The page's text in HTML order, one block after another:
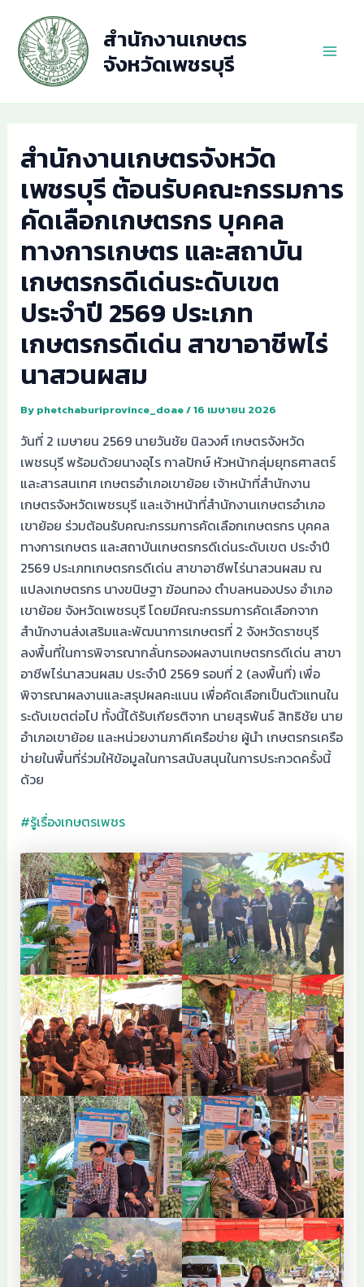
content
สำนักงานเกษตร
จังหวัดเพชรบุรี
สำนักงานเกษตรจังหวัด
เพชรบุรี ต้อนรับคณะกรรมการ
คัดเลือกเกษตรกร บุคคล
ทางการเกษตร และสถาบัน
เกษตรกรดีเด่นระดับเขต
ประจำปี 2569 ประเภท
เกษตรกรดีเด่น สาขาอาชีพไร่
นาสวนผสม
By phetchaburiprovince_doae/16 เมษายน 2026
วันที่ 2 เมษายน 2569 นายวันชัย นิลวงศ์ เกษตรจังหวัด
เพชรบุรี พร้อมด้วยนางอุไร กาลปักษ์ หัวหน้ากลุ่มยุทธศาสตร์
และสารสนเทศ เกษตรอำเภอเขาย้อย เจ้าหน้าที่สำนักงาน
เกษตรจังหวัดเพชรบุรี และเจ้าหน้าที่สำนักงานเกษตรอำเภอ
เขาย้อย ร่วมต้อนรับคณะกรรมการคัดเลือกเกษตรกร บุคคล
ทางการเกษตร และสถาบันเกษตรกรดีเด่นระดับเขต ประจำปี
2569 ประเภทเกษตรกรดีเด่น สาขาอาชีพไร่นาสวนผสม ณ
แปลงเกษตรกร นางขนิษฐา ฆ้อนทอง ตำบลหนองปรง อำเภอ
เขาย้อย จังหวัดเพชรบุรี โดยมีคณะกรรมการคัดเลือกจาก
สำนักงานส่งเสริมและพัฒนาการเกษตรที่ 2 จังหวัดราชบุรี
ลงพื้นที่ในการพิจารณากลั่นกรองผลงานเกษตรกรดีเด่น สาขา
อาชีพไร่นาสวนผสม ประจำปี 2569 รอบที่ 2 (ลงพื้นที่) เพื่อ
พิจารณาผลงานและสรุปผลคะแนน เพื่อคัดเลือกเป็นตัวแทนใน
ระดับเขตต่อไป ทั้งนี้ได้รับเกียรติจาก นายสุรพันธ์ สิทธิชัย นาย
อำเภอเขาย้อย และหน่วยงานภาคีเครือข่าย ผู้นำ เกษตรกรเครือ
ข่ายในพื้นที่ร่วมให้ข้อมูลในการสนับสนุนในการประกวดครั้งนี้
ด้วย
#รู้เรื่องเกษตรเพชร